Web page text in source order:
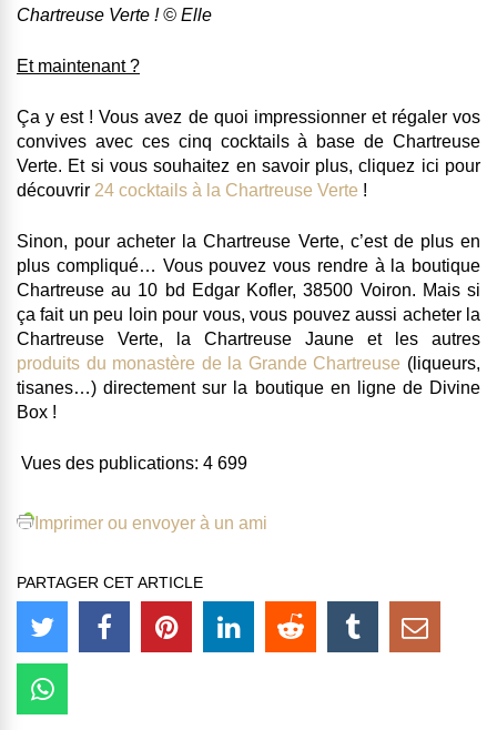
Chartreuse Verte ! © Elle
Et maintenant ?
Ça y est ! Vous avez de quoi impressionner et régaler vos
convives avec ces cinq cocktails à base de Chartreuse
Verte. Et si vous souhaitez en savoir plus, cliquez ici pour
découvrir 24 cocktails à la Chartreuse Verte !
Sinon, pour acheter la Chartreuse Verte, c’est de plus en
plus compliqué… Vous pouvez vous rendre à la boutique
Chartreuse au 10 bd Edgar Kofler, 38500 Voiron. Mais si
ça fait un peu loin pour vous, vous pouvez aussi acheter la
Chartreuse Verte, la Chartreuse Jaune et les autres
produits du monastère de la Grande Chartreuse (liqueurs,
tisanes…) directement sur la boutique en ligne de Divine
Box !
Vues des publications: 4 699
Imprimer ou envoyer à un ami
PARTAGER CET ARTICLE